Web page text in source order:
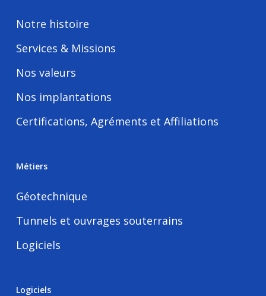
Notre histoire
Services & Missions
Nos valeurs
Nos implantations
Certifications, Agréments et Affiliations
Métiers
Géotechnique
Tunnels et ouvrages souterrains
Logiciels
Logiciels